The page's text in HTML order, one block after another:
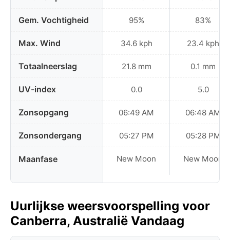
Gem. Vochtigheid
Max. Wind
Totaalneerslag
UV-index
Zonsopgang
Zonsondergang
Maanfase
95%
34.6 kph
21.8 mm
0.0
06:49 AM
05:27 PM
New Moon
83%
23.4 kph
0.1 mm
5.0
06:48 AM
05:28 PM
New Moon
Uurlijkse weersvoorspelling voor
Canberra, Australië Vandaag